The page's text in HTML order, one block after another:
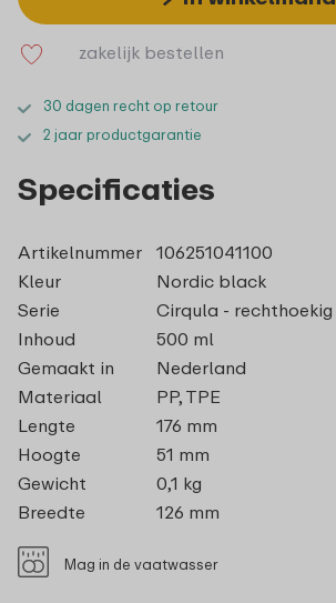
zakelijk bestellen
30 dagen recht op retour
2 jaar productgarantie
Specificaties
Artikelnummer
106251041100
Kleur
Nordic black
Serie
Cirqula - rechthoekig
Inhoud
500 ml
Gemaakt in
Nederland
Materiaal
PP, TPE
Lengte
176 mm
Hoogte
51 mm
Gewicht
0,1 kg
Breedte
126 mm
Mag in de vaatwasser